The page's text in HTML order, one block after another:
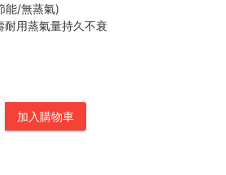
能/無蒸氣)
耐用蒸氣量持久不衰
加入購物車